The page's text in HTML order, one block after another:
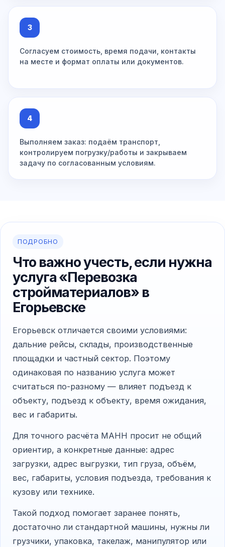
3
Согласуем стоимость, время подачи, контакты
на месте и формат оплаты или документов.
4
Выполняем заказ: подаём транспорт,
контролируем погрузку/работы и закрываем
задачу по согласованным условиям.
ПОДРОБНО
Что важно учесть, если нужна
услуга «Перевозка
стройматериалов» в
Егорьевске
Егорьевск отличается своими условиями:
дальние рейсы, склады, производственные
площадки и частный сектор. Поэтому
одинаковая по названию услуга может
считаться по-разному — влияет подъезд к
объекту, подъезд к объекту, время ожидания,
вес и габариты.
Для точного расчёта МАНН просит не общий
ориентир, а конкретные данные: адрес
загрузки, адрес выгрузки, тип груза, объём,
вес, габариты, условия подъезда, требования к
кузову или технике.
Такой подход помогает заранее понять,
достаточно ли стандартной машины, нужны ли
грузчики, упаковка, такелаж, манипулятор или